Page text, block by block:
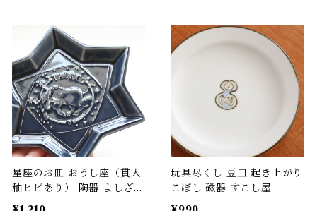
星座のお皿 おうし座（貫入
釉ヒビあり） 陶器 よしざわ
窯 益子
玩具尽くし 豆皿 起き上がり
こぼし 磁器 すこし屋